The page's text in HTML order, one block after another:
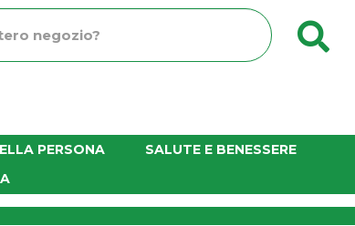
PERSONA
SALUTE E BENESSERE